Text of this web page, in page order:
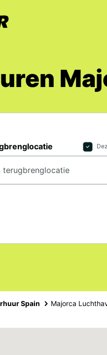
Spain Majorca